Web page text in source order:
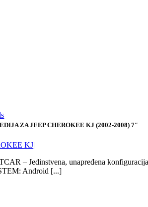
ZA JEEP CHEROKEE KJ (2002-2008) 7″
KJ|
– Jedinstvena, unapređena
Android [...]